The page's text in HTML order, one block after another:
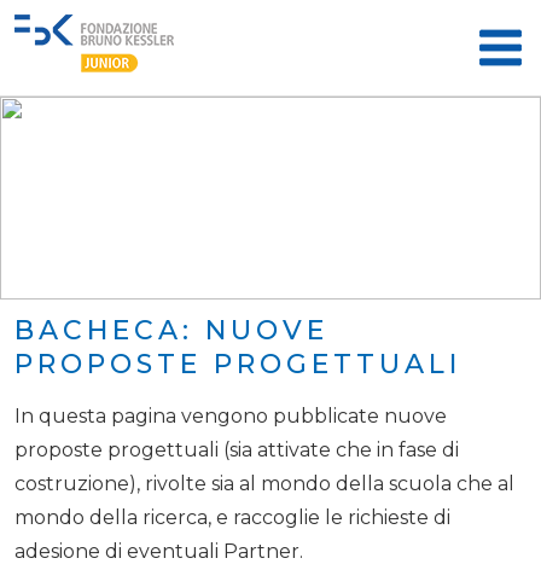
BACHECA: NUOVE
PROPOSTE PROGETTUALI
In questa pagina vengono pubblicate nuove
proposte progettuali (sia attivate che in fase di
costruzione), rivolte sia al mondo della scuola che al
mondo della ricerca, e raccoglie le richieste di
adesione di eventuali Partner.